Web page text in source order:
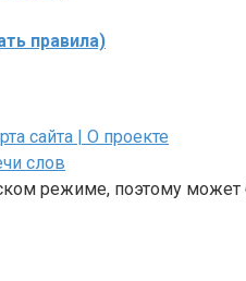
правила)
сайта | О проекте
слов
режиме, поэтому